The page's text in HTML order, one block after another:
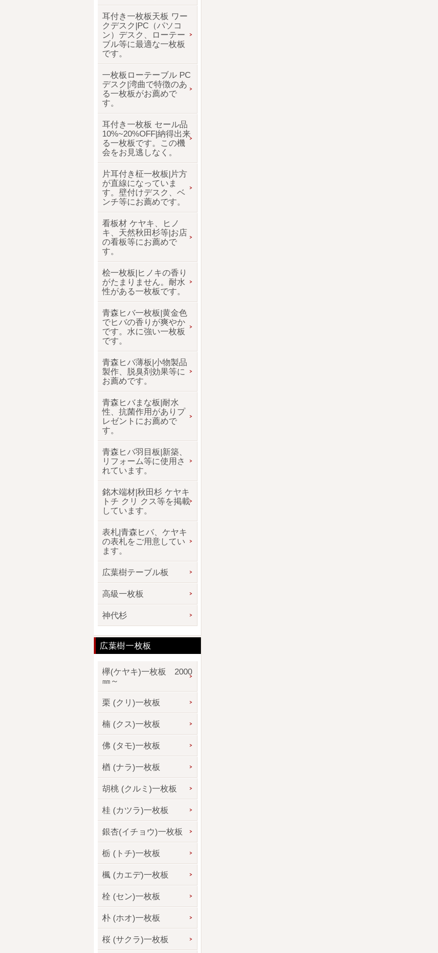
耳付き一枚板天板 ワー
クデスク|PC（パソコ
ン）デスク、ローテー
ブル等に最適な一枚板
です。
一枚板ローテーブル PC
デスク|湾曲で特徴のあ
る一枚板がお薦めで
す。
耳付き一枚板 セール品
10%~20%OFF|納得出来
る一枚板です。この機
会をお見逃しなく。
片耳付き柾一枚板|片方
が直線になっていま
す。壁付けデスク、ベ
ンチ等にお薦めです。
看板材 ケヤキ、ヒノ
キ、天然秋田杉等|お店
の看板等にお薦めで
す。
桧一枚板|ヒノキの香り
がたまりません。耐水
性がある一枚板です。
青森ヒバ一枚板|黄金色
でヒバの香りが爽やか
です。水に強い一枚板
です。
青森ヒバ薄板|小物製品
製作、脱臭剤効果等に
お薦めです。
青森ヒバまな板|耐水
性、抗菌作用がありプ
レゼントにお薦めで
す。
青森ヒバ羽目板|新築、
リフォーム等に使用さ
れています。
銘木端材|秋田杉 ケヤキ
トチ クリ クス等を掲載
しています。
表札|青森ヒバ、ケヤキ
の表札をご用意してい
ます。
広葉樹テーブル板
高級一枚板
神代杉
広葉樹一枚板
欅(ケヤキ)一枚板 2000
㎜～
栗 (クリ)一枚板
楠 (クス)一枚板
佛 (タモ)一枚板
楢 (ナラ)一枚板
胡桃 (クルミ)一枚板
桂 (カツラ)一枚板
銀杏(イチョウ)一枚板
栃 (トチ)一枚板
楓 (カエデ)一枚板
栓 (セン)一枚板
朴 (ホオ)一枚板
桜 (サクラ)一枚板